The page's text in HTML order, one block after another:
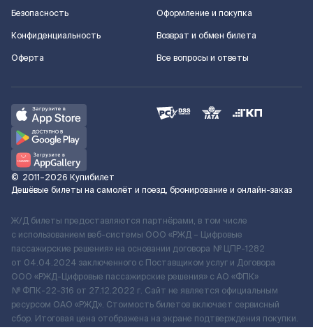
Безопасность
Конфиденциальность
Оферта
Оформление и покупка
Возврат и обмен билета
Все вопросы и ответы
© 2011–2026 Купибилет
Дешёвые билеты на самолёт и поезд, бронирование и онлайн-заказ
Ж/Д билеты предоставляются партнёрами, в том числе
с использованием веб-системы ООО «РЖД – Цифровые
пассажирские решения» на основании договора № ЦПР-1282
от 04.04.2024 заключенного с Поставщиком услуг и Договора
ООО «РЖД-Цифровые пассажирские решения» c АО «ФПК»
№ ФПК-22-316 от 27.12.2022 г. Сайт не является официальным
ресурсом ОАО «РЖД». Стоимость билетов включает сервисный
сбор. Итоговая цена отображена на экране подтверждения покупки.